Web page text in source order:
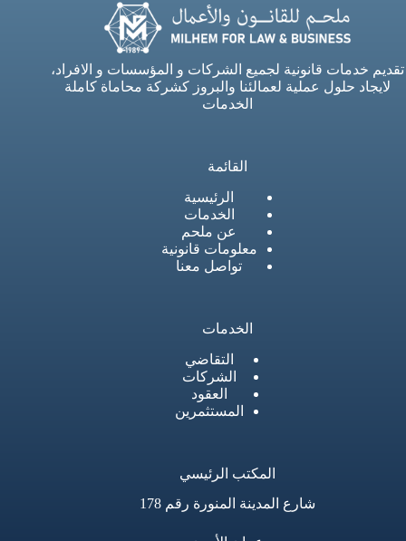
تقديم خدمات قانونية لجميع الشركات و المؤسسات و الافراد،
لايجاد حلول عملية لعمالئنا والبروز كشركة محاماة كاملة
الخدمات
القائمة
الرئيسية
الخدمات
عن ملحم
معلومات قانونية
تواصل معنا
الخدمات
التقاضي
الشركات
العقود
المستثمرين
المكتب الرئيسي
شارع المدينة المنورة رقم 178